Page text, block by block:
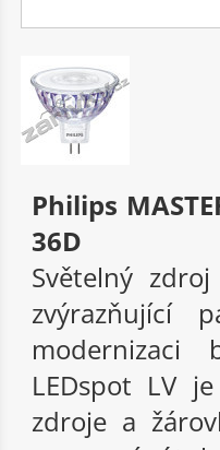
Philips
36D
Světelný
zvýrazňující
modernizaci
LEDspot LV
zdroje a